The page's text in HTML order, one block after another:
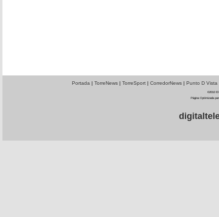
Portada | TorreNews| TorreSport| CorredorNews| Punto D Vista
©2010 El
Página Optimizada